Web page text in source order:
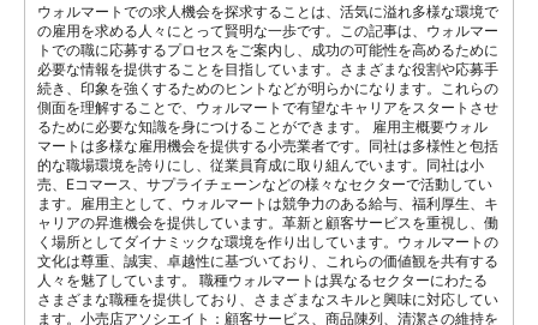
ウォルマートでの求人機会を探求することは、活気に溢れ多様な環境で
の雇用を求める人々にとって賢明な一歩です。この記事は、ウォルマー
トでの職に応募するプロセスをご案内し、成功の可能性を高めるために
必要な情報を提供することを目指しています。さまざまな役割や応募手
続き、印象を強くするためのヒントなどが明らかになります。これらの
側面を理解することで、ウォルマートで有望なキャリアをスタートさせ
るために必要な知識を身につけることができます。 雇用主概要ウォル
マートは多様な雇用機会を提供する小売業者です。同社は多様性と包括
的な職場環境を誇りにし、従業員育成に取り組んでいます。同社は小
売、Eコマース、サプライチェーンなどの様々なセクターで活動してい
ます。雇用主として、ウォルマートは競争力のある給与、福利厚生、キ
ャリアの昇進機会を提供しています。革新と顧客サービスを重視し、働
く場所としてダイナミックな環境を作り出しています。ウォルマートの
文化は尊重、誠実、卓越性に基づいており、これらの価値観を共有する
人々を魅了しています。 職種ウォルマートは異なるセクターにわたる
さまざまな職種を提供しており、さまざまなスキルと興味に対応してい
ます。小売店アソシエイト：顧客サービス、商品陳列、清潔さの維持を